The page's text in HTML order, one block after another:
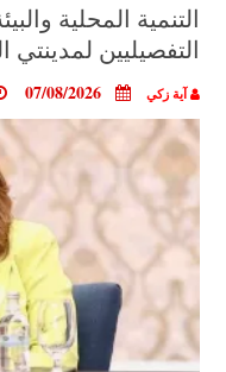
التنمية المحلية
التفصيليين
آية زكي 07/08/2026